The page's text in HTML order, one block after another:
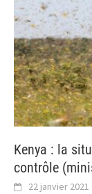
Kenya : la
contrôle
22 janvier 2021